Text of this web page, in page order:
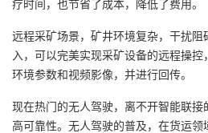
疗时间，也节省了成本，降低了费用。
远程采矿场景，矿井环境复杂，干扰
入，可以完美实现采矿设备的远程操
环境参数和视频影像，并进行回传。
现在热门的无人驾驶，离不开智能联
高可靠性。无人驾驶的普及，在货运